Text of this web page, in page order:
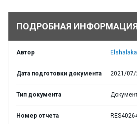
ПОДРОБНАЯ ИНФОРМАЦИЯ
Автор
Дата подготовки документа 2021/07/
Тип документа
Номер отчета